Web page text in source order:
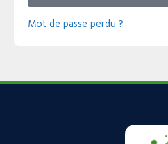
Mot de passe perdu ?